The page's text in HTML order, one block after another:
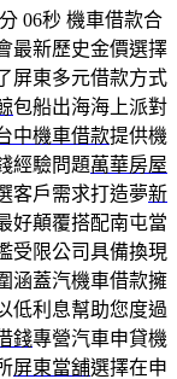
06秒 機車借款合
最新歷史金價選擇
屏東多元借款方式
包船出海海上派對
中機車借款提供機
經驗問題萬華房屋
客戶需求打造夢新
好顛覆搭配南屯當
受限公司具備換現
涵蓋汽機車借款擁
低利息幫助您度過
錢專營汽車申貸機
屏東當舖選擇在申